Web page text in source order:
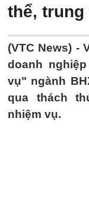
thể, trung
(VTC News) -
doanh
vụ" ngành
qua thách
nhiệm vụ.